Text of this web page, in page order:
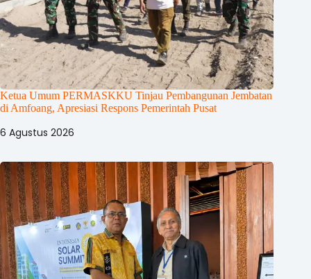
Ketua Umum PERMASKKU Tinjau Pembangunan Jembatan
di Amfoang, Apresiasi Respons Pemerintah Pusat
6 Agustus 2026